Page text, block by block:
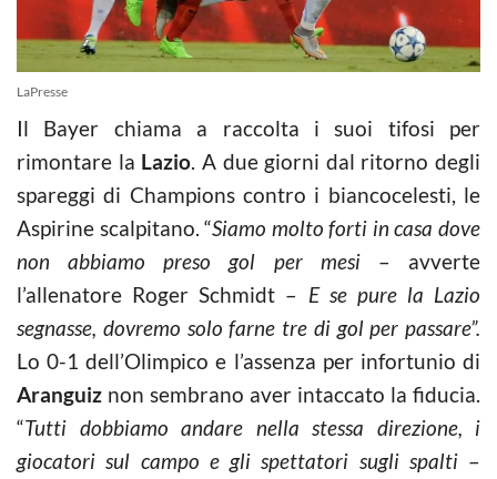
LaPresse
Il Bayer chiama a raccolta i suoi tifosi per
rimontare la Lazio. A due giorni dal ritorno degli
spareggi di Champions contro i biancocelesti, le
Aspirine scalpitano. “Siamo molto forti in casa dove
non abbiamo preso gol per mesi– avverte
l’allenatore Roger Schmidt – E se pure la Lazio
segnasse, dovremo solo farne tre di gol per passare”.
Lo 0-1 dell’Olimpico e l’assenza per infortunio di
Aranguiz non sembrano aver intaccato la fiducia.
“Tutti dobbiamo andare nella stessa direzione, i
giocatori sul campo e gli spettatori sugli spalti–